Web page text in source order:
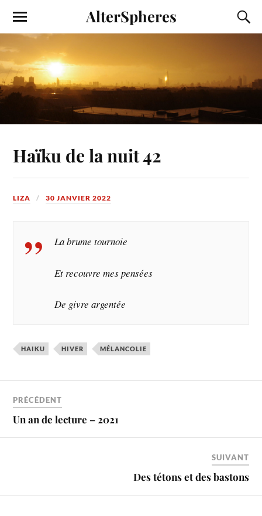
AlterSpheres
Haïku de la nuit 42
LIZA 30 JANVIER 2022
La brume tournoie
Et recouvre mes pensées
De givre argentée
HAIKU HIVER MÉLANCOLIE
PRÉCÉDENT
Un an de lecture – 2021
SUIVANT
Des tétons et des bastons